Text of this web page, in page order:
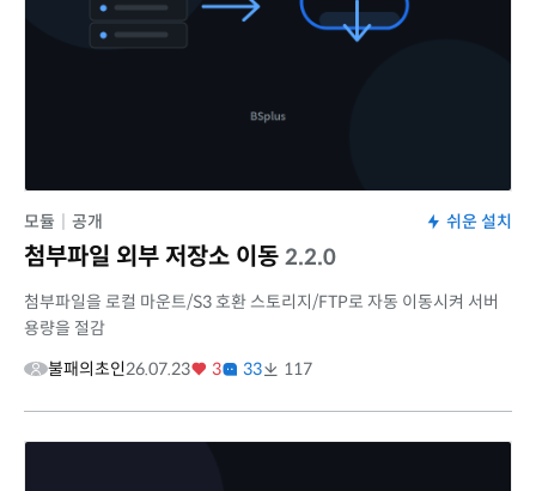
모듈 공개 쉬운 설치
첨부파일 외부 저장소 이동 2.2.0
첨부파일을 로컬 마운트/S3 호환 스토리지/FTP로 자동 이동시켜 서버
용량을 절감
불패의초인26.07.23 3 33 117